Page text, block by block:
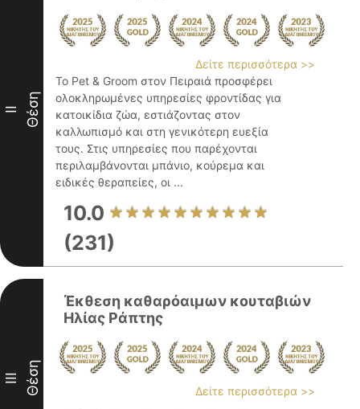
II Θέση
Δείτε περισσότερα >>
Το Pet & Groom στον Πειραιά προσφέρει
ολοκληρωμένες υπηρεσίες φροντίδας για
κατοικίδια ζώα, εστιάζοντας στον
καλλωπισμό και στη γενικότερη ευεξία
τους. Στις υπηρεσίες που παρέχονται
περιλαμβάνονται μπάνιο, κούρεμα και
ειδικές θεραπείες, οι ...
10.0
(231)
III Θέση
Έκθεση καθαρόαιμων κουταβιών
Ηλίας Ράπτης
Δείτε περισσότερα >>